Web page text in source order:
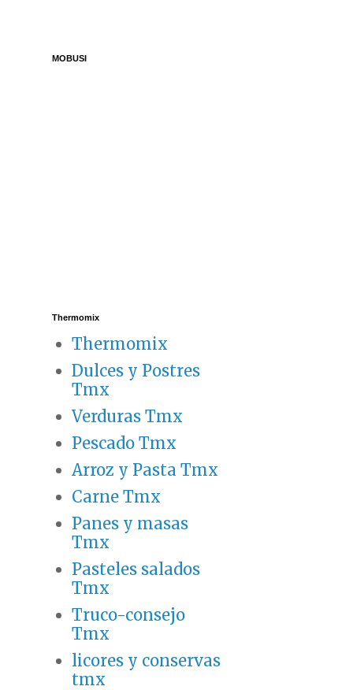
MOBUSI
Thermomix
Thermomix
Dulces y Postres
Tmx
Verduras Tmx
Pescado Tmx
Arroz y Pasta Tmx
Carne Tmx
Panes y masas
Tmx
Pasteles salados
Tmx
Truco-consejo
Tmx
licores y conservas
tmx